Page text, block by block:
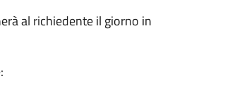
al richiedente il giorno in